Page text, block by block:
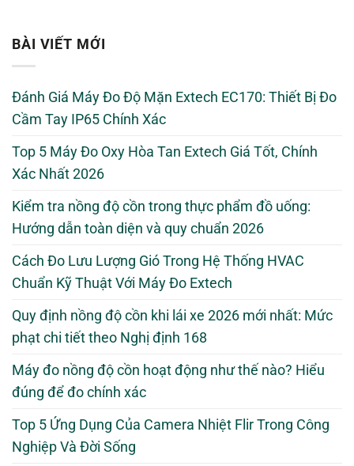
BÀI VIẾT MỚI
Đánh Giá Máy Đo Độ Mặn Extech EC170: Thiết Bị Đo
Cầm Tay IP65 Chính Xác
Top 5 Máy Đo Oxy Hòa Tan Extech Giá Tốt, Chính
Xác Nhất 2026
Kiểm tra nồng độ cồn trong thực phẩm đồ uống:
Hướng dẫn toàn diện và quy chuẩn 2026
Cách Đo Lưu Lượng Gió Trong Hệ Thống HVAC
Chuẩn Kỹ Thuật Với Máy Đo Extech
Quy định nồng độ cồn khi lái xe 2026 mới nhất: Mức
phạt chi tiết theo Nghị định 168
Máy đo nồng độ cồn hoạt động như thế nào? Hiểu
đúng để đo chính xác
Top 5 Ứng Dụng Của Camera Nhiệt Flir Trong Công
Nghiệp Và Đời Sống